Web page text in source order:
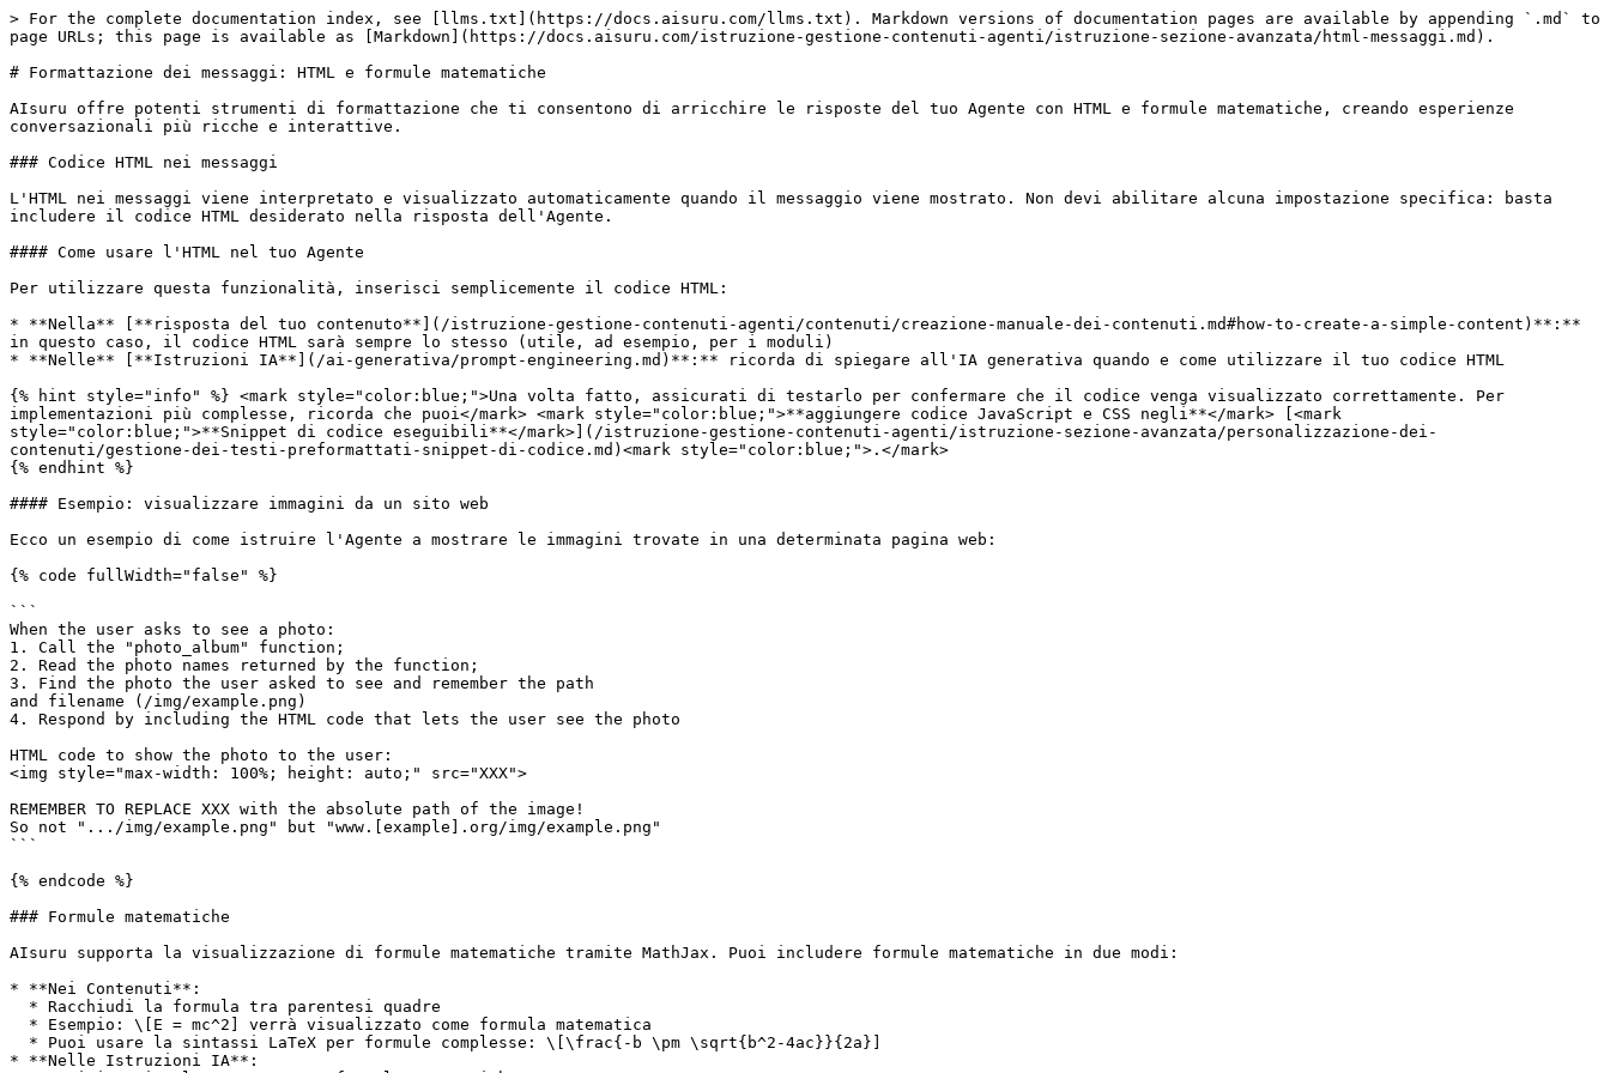
> For the complete documentation index, see [llms.txt](https://docs.aisuru.com/llms.txt). Markdown versions of documentation pages are available by appending `.md` to
page URLs; this page is available as [Markdown](https://docs.aisuru.com/istruzione-gestione-contenuti-agenti/istruzione-sezione-avanzata/html-messaggi.md).
# Formattazione dei messaggi: HTML e formule matematiche
AIsuru offre potenti strumenti di formattazione che ti consentono di arricchire le risposte del tuo Agente con HTML e formule matematiche, creando esperienze
conversazionali più ricche e interattive.
### Codice HTML nei messaggi
L'HTML nei messaggi viene interpretato e visualizzato automaticamente quando il messaggio viene mostrato. Non devi abilitare alcuna impostazione specifica: basta
includere il codice HTML desiderato nella risposta dell'Agente.
#### Come usare l'HTML nel tuo Agente
Per utilizzare questa funzionalità, inserisci semplicemente il codice HTML:
* **Nella** [**risposta del tuo contenuto**](/istruzione-gestione-contenuti-agenti/contenuti/creazione-manuale-dei-contenuti.md#how-to-create-a-simple-content)**:**
in questo caso, il codice HTML sarà sempre lo stesso (utile, ad esempio, per i moduli)
* **Nelle** [**Istruzioni IA**](/ai-generativa/prompt-engineering.md)**:** ricorda di spiegare all'IA generativa quando e come utilizzare il tuo codice HTML
{% hint style="info" %} <mark style="color:blue;">Una volta fatto, assicurati di testarlo per confermare che il codice venga visualizzato correttamente. Per
implementazioni più complesse, ricorda che puoi</mark> <mark style="color:blue;">**aggiungere codice JavaScript e CSS negli**</mark> [<mark
style="color:blue;">**Snippet di codice eseguibili**</mark>](/istruzione-gestione-contenuti-agenti/istruzione-sezione-avanzata/personalizzazione-dei-
contenuti/gestione-dei-testi-preformattati-snippet-di-codice.md)<mark style="color:blue;">.</mark>
{% endhint %}
#### Esempio: visualizzare immagini da un sito web
Ecco un esempio di come istruire l'Agente a mostrare le immagini trovate in una determinata pagina web:
{% code fullWidth="false" %}
```
When the user asks to see a photo:
1. Call the "photo_album" function;
2. Read the photo names returned by the function;
3. Find the photo the user asked to see and remember the path
and filename (/img/example.png)
4. Respond by including the HTML code that lets the user see the photo
HTML code to show the photo to the user:
<img style="max-width: 100%; height: auto;" src="XXX">
REMEMBER TO REPLACE XXX with the absolute path of the image!
So not ".../img/example.png" but "www.[example].org/img/example.png"
```
{% endcode %}
### Formule matematiche
AIsuru supporta la visualizzazione di formule matematiche tramite MathJax. Puoi includere formule matematiche in due modi:
* **Nei Contenuti**:
* **Nelle Istruzioni IA**: